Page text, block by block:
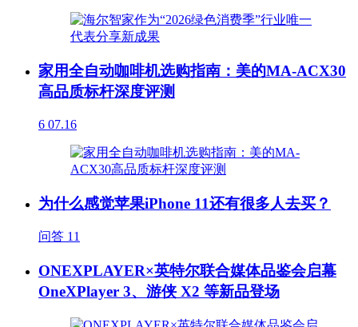
家用全自动咖啡机选购指南：美的MA-ACX30
高品质标杆深度评测
6 07.16
为什么感觉苹果iPhone 11还有很多人去买？
问答 11
ONEXPLAYER×英特尔联合媒体品鉴会启幕
OneXPlayer 3、游侠 X2 等新品登场